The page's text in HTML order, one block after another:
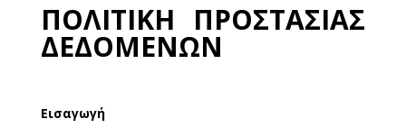
ΠΟΛΙΤΙΚΗ ΠΡΟΣΤΑΣΙΑΣ
ΔΕΔΟΜΕΝΩΝ
Εισαγωγή